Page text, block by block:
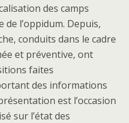
des camps
l’oppidum. Depuis,
conduits dans le cadre
et préventive, ont
faites
des informations
est l’occasion
sur l’état des